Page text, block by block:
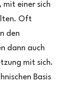
mit einer sich
Oft
den
dann auch
mit sich.
Basis